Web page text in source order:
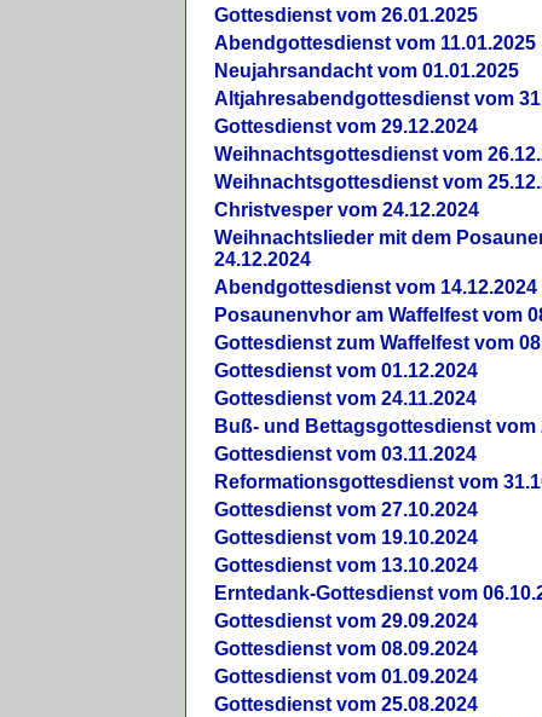
Gottesdienst vom 26.01.2025
Abendgottesdienst vom 11.01.2025
Neujahrsandacht vom 01.01.2025
Altjahresabendgottesdienst vom
Gottesdienst vom 29.12.2024
Weihnachtsgottesdienst vom
Weihnachtsgottesdienst vom
Christvesper vom 24.12.2024
Weihnachtslieder mit dem
24.12.2024
Abendgottesdienst vom 14.12.2024
Posaunenvhor am Waffelfest vom
Gottesdienst zum Waffelfest vom
Gottesdienst vom 01.12.2024
Gottesdienst vom 24.11.2024
Buß- und Bettagsgottesdienst vom
Gottesdienst vom 03.11.2024
Reformationsgottesdienst vom
Gottesdienst vom 27.10.2024
Gottesdienst vom 19.10.2024
Gottesdienst vom 13.10.2024
Erntedank-Gottesdienst vom
Gottesdienst vom 29.09.2024
Gottesdienst vom 08.09.2024
Gottesdienst vom 01.09.2024
Gottesdienst vom 25.08.2024